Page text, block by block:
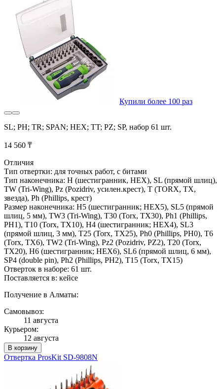
Купили более 100 раз
SL; PH; TR; SPAN; HEX; TT; PZ; SP, набор 61 шт.
14 560 ₸
Отличия
Тип отвертки: для точных работ, с битами
Тип наконечника: H (шестигранник, HEX), SL (прямой шлиц),
TW (Tri-Wing), Pz (Pozidriv, усилен.крест), T (TORX, TX,
звезда), Ph (Phillips, крест)
Размер наконечника: H5 (шестигранник; HEX5), SL5 (прямой
шлиц, 5 мм), TW3 (Tri-Wing), T30 (Torx, TX30), Ph1 (Phillips,
PH1), T10 (Torx, TX10), H4 (шестигранник; HEX4), SL3
(прямой шлиц, 3 мм), T25 (Torx, TX25), Ph0 (Phillips, PH0), T6
(Torx, TX6), TW2 (Tri-Wing), Pz2 (Pozidriv, PZ2), T20 (Torx,
TX20), H6 (шестигранник; HEX6), SL6 (прямой шлиц, 6 мм),
SP4 (double pin), Ph2 (Phillips, PH2), T15 (Torx, TX15)
Отверток в наборе: 61 шт.
Поставляется в: кейсе
Получение в Алматы:
Самовывоз:
11 августа
Курьером:
12 августа
В корзину
Отвертка ProsKit SD-9808N